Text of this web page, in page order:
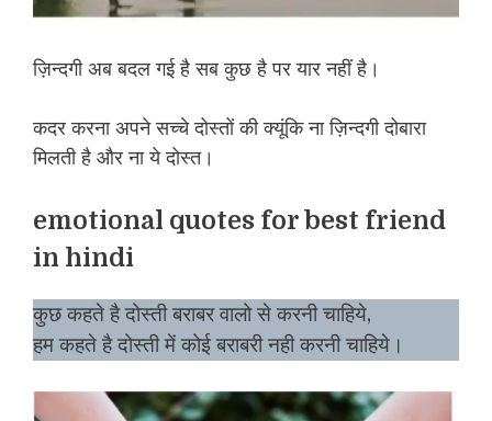
ज़िन्दगी अब बदल गई है सब कुछ है पर यार नहीं है।
कदर करना अपने सच्चे दोस्तों की क्यूंकि ना ज़िन्दगी दोबारा
मिलती है और ना ये दोस्त।
emotional quotes for best friend
in hindi
कुछ कहते है दोस्ती बराबर वालो से करनी चाहिये,
हम कहते है दोस्ती में कोई बराबरी नही करनी चाहिये।